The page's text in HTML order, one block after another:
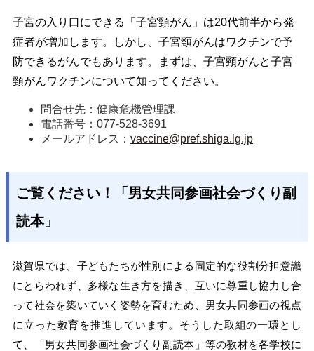
子宮の入り口にできる「子宮頸がん」は20代前半から発
症者が増加します。しかし、子宮頸がんはワクチンで予
防できるがんでもあります。まずは、子宮頸がんと子宮
頸がんワクチンについて知ってください。
問合せ先：健康危機管理課
電話番号：077-528-3691
メールアドレス： vaccine@pref.shiga.lg.jp
ご覧ください！「男女共同参画社会づくり副
読本」
滋賀県では、子どもたちが性別による固定的な役割分担意識
にとらわれず、多様な生き方を描き、互いに尊重し協力し合
って社会を築いていく姿勢を育むため、男女共同参画の視点
に立った教育を推進しています。そうした取組の一環とし
て、「男女共同参画社会づくり副読本」等の教材を各学校に